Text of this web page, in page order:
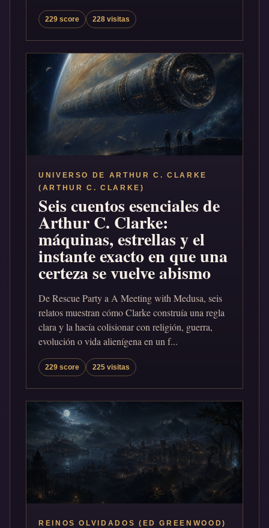
229 score 228 visitas
UNIVERSO DE ARTHUR C. CLARKE
(ARTHUR C. CLARKE)
Seis cuentos esenciales de
Arthur C. Clarke:
máquinas, estrellas y el
instante exacto en que una
certeza se vuelve abismo
De Rescue Party a A Meeting with Medusa, seis
relatos muestran cómo Clarke construía una regla
clara y la hacía colisionar con religión, guerra,
evolución o vida alienígena en un f...
229 score 225 visitas
REINOS OLVIDADOS (ED GREENWOOD)